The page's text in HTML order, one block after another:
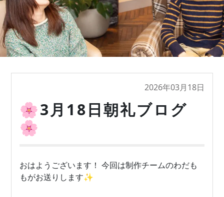
2026年03月18日
🌸3月18日朝礼ブログ
🌸
おはようございます！ 今回は制作チームのわだも
もがお送りします✨